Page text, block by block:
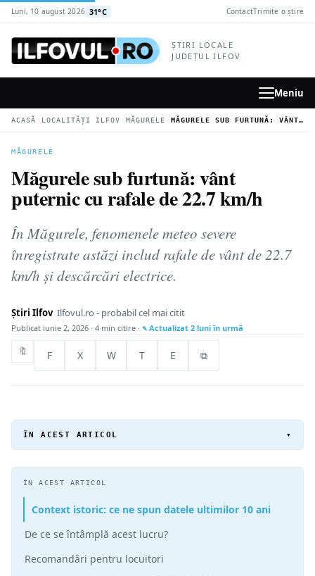
conținutul
Luni, 10 august 2026 31°C ContactTrimite o știre
ȘTIRI LOCALE
JUDEȚUL ILFOV
Meniu
ACASĂ › LOCALITĂȚI ILFOV › MĂGURELE › MĂGURELE SUB FURTUNĂ: VÂNT PUTERNIC CU RAFALE DE 22.7 KM/H
MĂGURELE
Măgurele sub furtună: vânt
puternic cu rafale de 22.7 km/h
În Măgurele, fenomenele meteo severe
înregistrate astăzi includ rafale de vânt de 22.7
km/h și descărcări electrice.
Știri Ilfov Ilfovul.ro - probabil cel mai citit
Publicat iunie 2, 2026 · 4 min citire · Actualizat 2 luni în urmă
🔖 F X W T E ⧉
ÎN ACEST ARTICOL ▾
ÎN ACEST ARTICOL
Context istoric: ce ne spun datele ultimilor 10 ani
De ce se întâmplă acest lucru?
Recomandări pentru locuitori